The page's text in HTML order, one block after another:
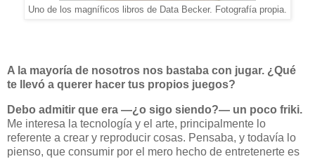
Uno de los magníficos libros de Data Becker. Fotografía propia.
A la mayoría de nosotros nos bastaba con jugar. ¿Qué
te llevó a querer hacer tus propios juegos?
Debo admitir que era —¿o sigo siendo?— un poco friki.
Me interesa la tecnología y el arte, principalmente lo
referente a crear y reproducir cosas. Pensaba, y todavía lo
pienso, que consumir por el mero hecho de entretenerte es